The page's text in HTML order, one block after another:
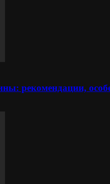
рекомендации,